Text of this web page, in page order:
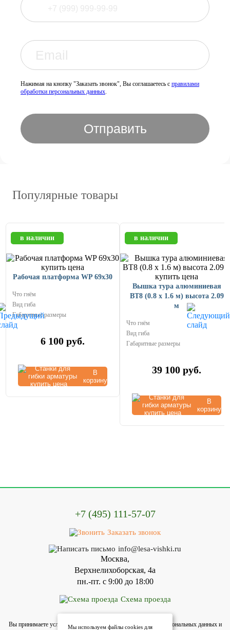
Нажимая на кнопку "Заказать звонок", Вы соглашаетесь с правилами
обработки персональных данных.
Отправить
Популярные товары
в наличии
Рабочая платформа WP 69x30
Что гнём
Вид гиба
Габаритные размеры
6 100руб.
В
корзину
в наличии
Вышка тура алюминиевая
ВТ8 (0.8 х 1.6 м) высота 2.09
м
Что гнём
Вид гиба
Габаритные размеры
39 100руб.
В
корзину
+7 (495) 111-57-07
Заказать звонок
info@lesa-vishki.ru
Москва,
Верхнелихоборская, 4а
пн.-пт. с 9:00 до 18:00
Схема проезда
Вы принимаете условия политики в отношении обработки персональных данных и
Мы используем файлы cookies для